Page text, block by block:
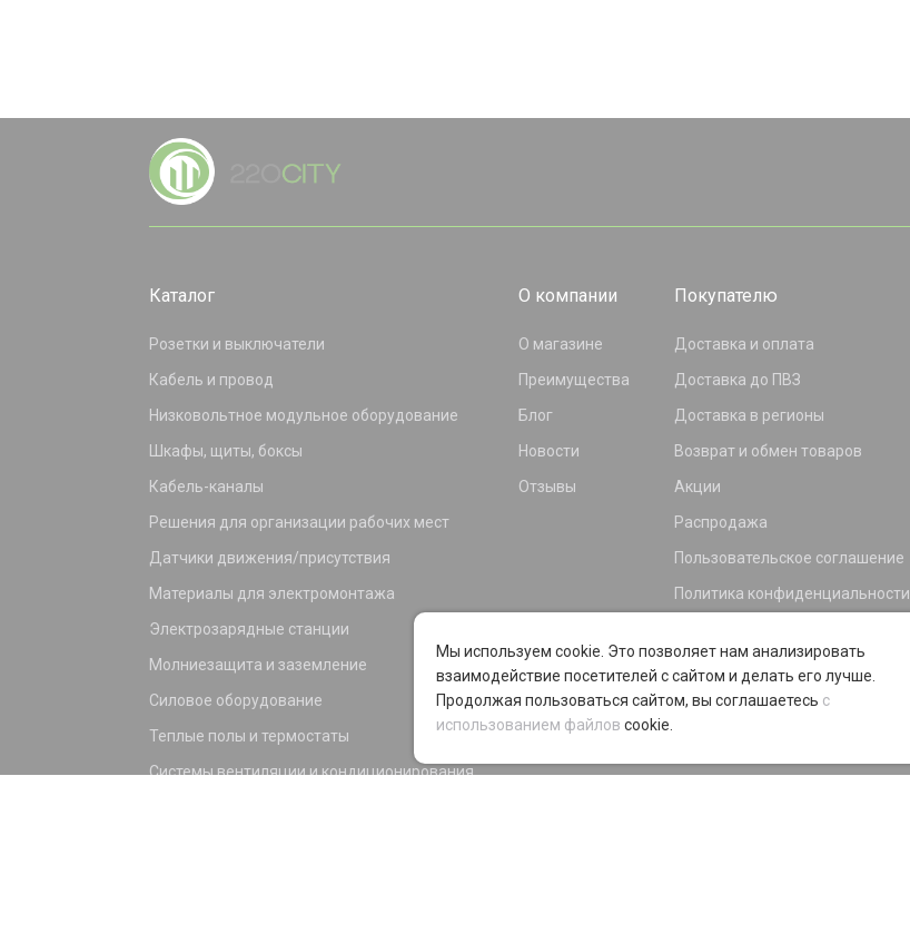
Каталог
Розетки и выключатели
Кабель и провод
Низковольтное модульное оборудование
Шкафы, щиты, боксы
Кабель-каналы
Решения для организации рабочих мест
Датчики движения/присутствия
Материалы для электромонтажа
Электрозарядные станции
Молниезащита и заземление
Силовое оборудование
Теплые полы и термостаты
Системы вентиляции и кондиционирования
О компании
О магазине
Преимущества
Блог
Новости
Отзывы
Покупателю
Доставка и оплата
Доставка до ПВЗ
Доставка в регионы
Возврат и обмен товаров
Акции
Распродажа
Пользовательское соглашение
Политика конфиденциальности
Программа лояльности
Мы используем cookie. Это позволяет нам анализировать
взаимодействие посетителей с сайтом и делать его лучше.
Продолжая пользоваться сайтом, вы соглашаетесь с
использованием файлов cookie.